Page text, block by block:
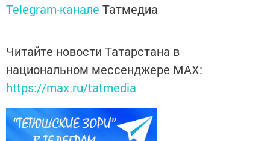
Telegram-канале Татмедиа
Читайте новости Татарстана в
национальном мессенджере MАХ:
https://max.ru/tatmedia